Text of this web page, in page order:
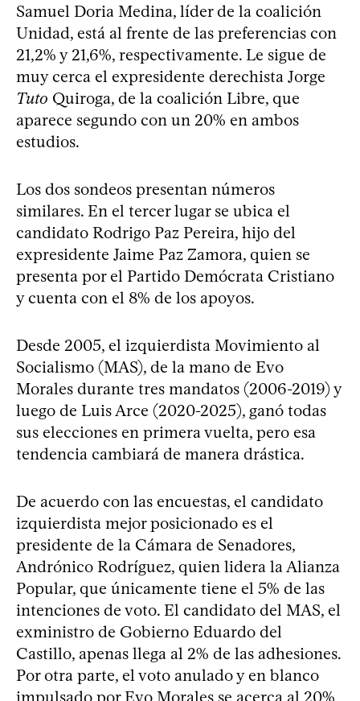
Samuel Doria Medina, líder de la coalición
Unidad, está al frente de las preferencias con
21,2% y 21,6%, respectivamente. Le sigue de
muy cerca el expresidente derechista Jorge
Tuto Quiroga, de la coalición Libre, que
aparece segundo con un 20% en ambos
estudios.
Los dos sondeos presentan números
similares. En el tercer lugar se ubica el
candidato Rodrigo Paz Pereira, hijo del
expresidente Jaime Paz Zamora, quien se
presenta por el Partido Demócrata Cristiano
y cuenta con el 8% de los apoyos.
Desde 2005, el izquierdista Movimiento al
Socialismo (MAS), de la mano de Evo
Morales durante tres mandatos (2006-2019) y
luego de Luis Arce (2020-2025), ganó todas
sus elecciones en primera vuelta, pero esa
tendencia cambiará de manera drástica.
De acuerdo con las encuestas, el candidato
izquierdista mejor posicionado es el
presidente de la Cámara de Senadores,
Andrónico Rodríguez, quien lidera la Alianza
Popular, que únicamente tiene el 5% de las
intenciones de voto. El candidato del MAS, el
exministro de Gobierno Eduardo del
Castillo, apenas llega al 2% de las adhesiones.
Por otra parte, el voto anulado y en blanco
impulsado por Evo Morales se acerca al 20%